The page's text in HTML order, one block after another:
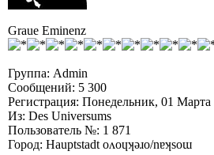
Graue Eminenz
Группа: Admin
Сообщений: 5 300
Регистрация: Понедельник, 01 Марта
Из: Des Universums
Пользователь №: 1 871
Город: Hauptstadt oʌoɥʞǝɹo/nɐʞsoɯ